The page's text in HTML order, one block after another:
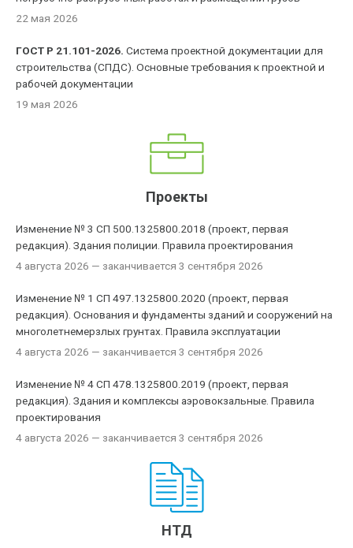
22 мая 2026
ГОСТ Р 21.101-2026. Система проектной документации для
строительства (СПДС). Основные требования к проектной и
рабочей документации
19 мая 2026
Проекты
Изменение № 3 СП 500.1325800.2018 (проект, первая
редакция). Здания полиции. Правила проектирования
4 августа 2026 — заканчивается 3 сентября 2026
Изменение № 1 СП 497.1325800.2020 (проект, первая
редакция). Основания и фундаменты зданий и сооружений на
многолетнемерзлых грунтах. Правила эксплуатации
4 августа 2026 — заканчивается 3 сентября 2026
Изменение № 4 СП 478.1325800.2019 (проект, первая
редакция). Здания и комплексы аэровокзальные. Правила
проектирования
4 августа 2026 — заканчивается 3 сентября 2026
НТД